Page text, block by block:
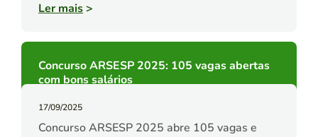
Ler mais>
Concurso ARSESP 2025: 105 vagas abertas
com bons salários
17/09/2025
Concurso ARSESP 2025 abre 105 vagas e